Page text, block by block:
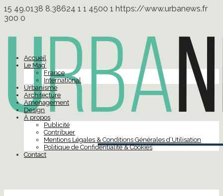
15 49.0138 8.38624 1 1 4500 1 https://www.urbanews.fr
300 0
Accueil
Le Mag’
France
International
Urbanisme
Architecture
Aménagement
Design
À propos
Publicité
Contribuer
Mentions Légales & Conditions Générales d’Utilisation
Politique de Confidentialité & Cookies
Contact